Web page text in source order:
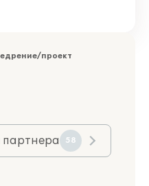
проект
партнера 58